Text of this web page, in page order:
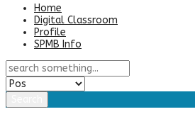
Home
Digital Classroom
Profile
SPMB Info